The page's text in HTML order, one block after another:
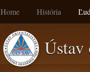
Home História